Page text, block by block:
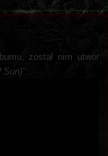
został nim utwór
Sun)"